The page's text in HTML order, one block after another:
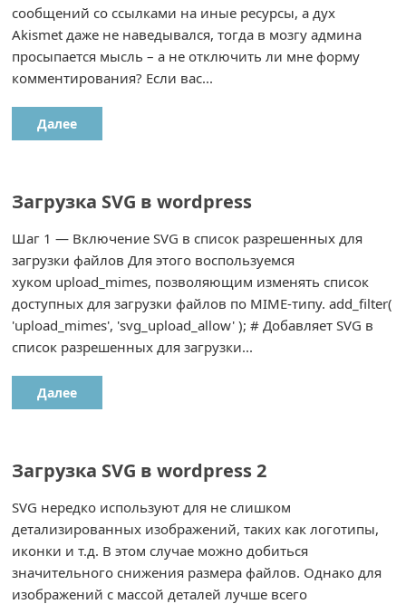
сообщений со ссылками на иные ресурсы, а дух
Akismet даже не наведывался, тогда в мозгу админа
просыпается мысль – а не отключить ли мне форму
комментирования? Если вас...
Далее
Загрузка SVG в wordpress
Шаг 1 — Включение SVG в список разрешенных для
загрузки файлов Для этого воспользуемся
хуком upload_mimes, позволяющим изменять список
доступных для загрузки файлов по MIME-типу. add_filter(
'upload_mimes', 'svg_upload_allow' ); # Добавляет SVG в
список разрешенных для загрузки...
Далее
Загрузка SVG в wordpress 2
SVG нередко используют для не слишком
детализированных изображений, таких как логотипы,
иконки и т.д. В этом случае можно добиться
значительного снижения размера файлов. Однако для
изображений с массой деталей лучше всего